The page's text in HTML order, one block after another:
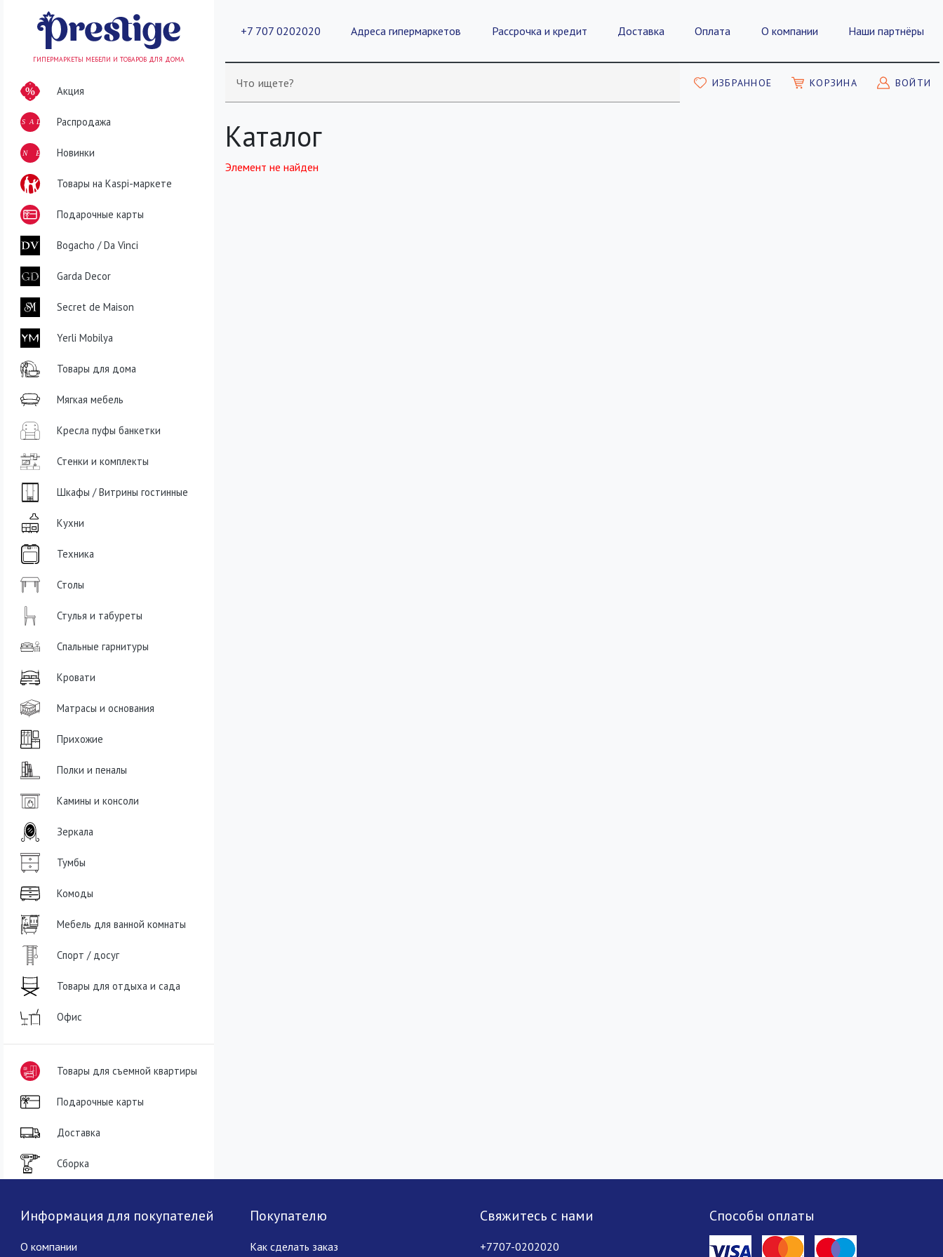
+7 707 0202020 Адреса гипермаркетов Рассрочка и кредит Доставка Оплата О компании Наши партнёры
Что ищете? ИЗБРАННОЕ КОРЗИНА ВОЙТИ
ГИПЕРМАРКЕТЫ МЕБЕЛИ И ТОВАРОВ ДЛЯ ДОМА
Акция
SALE Распродажа
NEWНовинки
Товары на Kaspi-маркете
Подарочные карты
Bogacho / Da Vinci
Garda Decor
Secret de Maison
Yerli Mobilya
Товары для дома
Мягкая мебель
Кресла пуфы банкетки
Стенки и комплекты
Шкафы / Витрины гостинные
Кухни
Техника
Столы
Стулья и табуреты
Спальные гарнитуры
Кровати
Матрасы и основания
Прихожие
Полки и пеналы
Камины и консоли
Зеркала
Тумбы
Комоды
Мебель для ванной комнаты
Спорт / досуг
Товары для отдыха и сада
Офис
Товары для съемной квартиры
Подарочные карты
Доставка
Сборка
Каталог
Элемент не найден
Информация для покупателей
О компании
Покупателю
Как сделать заказ
Свяжитесь с нами
+7707-0202020
Способы оплаты